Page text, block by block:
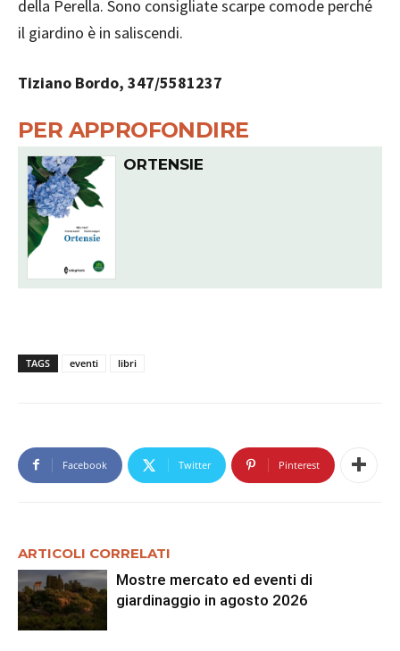
della Perella. Sono consigliate scarpe comode perché
il giardino è in saliscendi.
Tiziano Bordo, 347/5581237
PER APPROFONDIRE
ORTENSIE
TAGS eventi libri
Facebook Twitter Pinterest
ARTICOLI CORRELATI
Mostre mercato ed eventi di
giardinaggio in agosto 2026